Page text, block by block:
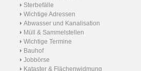
Sterbefälle
Wichtige Adressen
Abwasser und Kanalisation
Müll & Sammelstellen
Wichtige Termine
Bauhof
Jobbörse
Kataster & Flächenwidmung